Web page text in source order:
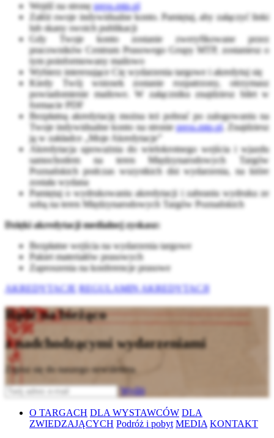
Wejdź na stronę press.mtp.pl
Załóż swoje indywidualne konto. Pamiętaj, aby załączyć linki
lub skany swoich publikacji
Gdy Twoje konto zostanie zweryfikowane przez
pracowników Centrum Prasowego Grupy MTP, zostaniesz o
tym poinformowany mailowo
Wybierz interesujące Cię wydarzenia targowe i akredytuj się
Kiedy Twój wniosek zostanie rozpatrzony, otrzymasz
powiadomienie mailowe. W załączniku znajdziesz bilet w
formacie PDF
Bezpłatną akredytację można też pobrać po zalogowaniu na
Twoje indywidualne konto na stronie press.mtp.pl. Znajdziesz
ją w zakładce „Moje Akredytacje”
Akredytacja upoważnia do wielokrotnego wejścia i wjazdu
samochodem na teren Międzynarodowych Targów
Poznańskich podczas wszystkich dni wydarzenia, na które
została wydana
Pamiętaj o wydrukowaniu akredytacji i zabraniu wydruku ze
sobą na teren Międzynarodowych Targów Poznańskich
Dzięki akredytacji medialnej zyskasz:
Bezpłatne wejścia na wydarzenia targowe
Pakiet materiałów prasowych
Zaproszenia na konferencje prasowe
AKREDYTACJE REGULAMIN AKREDYTACJI
Bądź na bieżąco
z nadchodzącymi wydarzeniami
Zapisz się do naszego newslettera
Wyślij
O TARGACH DLA WYSTAWCÓW DLA
ZWIEDZAJĄCYCH Podróż i pobyt MEDIA KONTAKT